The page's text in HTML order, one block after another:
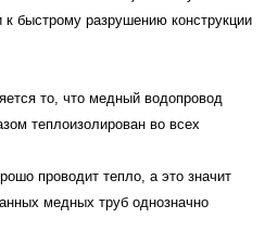
быстрому разрушению конструкции
то, что медный водопровод
теплоизолирован во всех
проводит тепло, а это значит
медных труб однозначно